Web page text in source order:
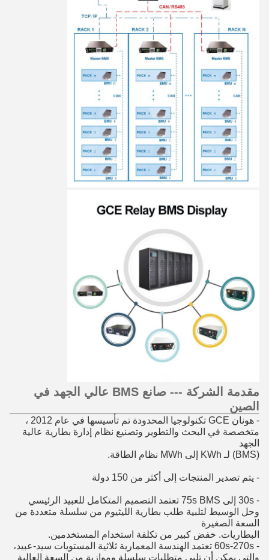
مقدمة الشركة --- صانع BMS عالي الجهد في
الصين
- هونان GCE تكنولوجيا المحدودة تم تأسيسها في عام 2012 ،
متخصصة في البحث والتطوير وتصنيع نظام إدارة بطارية عالية
الجهد
(BMS) لـ KWh إلى MWh نظام الطاقة.
- يتم تصدير المنتجات إلى أكثر من 150 دولة
- 30s إلى 75s BMS تعتمد التصميم المتكامل للعبيد الرئيسي
وحل الوسيط لتلبية طلب بطارية الليثيوم من سلسلة متعددة من
السعة الصغيرة
البطاريات. خفض كبير من تكلفة استخدام المستخدمين.
- 60s-270s تعتمد الهندسة المعمارية ثلاثية المستويات سيد-عبيد،
والتي يمكن أن تلبي متطلبات سلسلة وموازية من السعة العالية